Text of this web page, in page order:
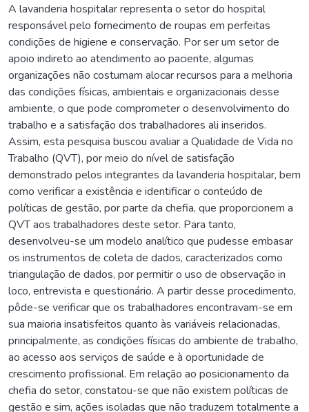
A lavanderia hospitalar representa o setor do hospital
responsável pelo fornecimento de roupas em perfeitas
condições de higiene e conservação. Por ser um setor de
apoio indireto ao atendimento ao paciente, algumas
organizações não costumam alocar recursos para a melhoria
das condições físicas, ambientais e organizacionais desse
ambiente, o que pode comprometer o desenvolvimento do
trabalho e a satisfação dos trabalhadores ali inseridos.
Assim, esta pesquisa buscou avaliar a Qualidade de Vida no
Trabalho (QVT), por meio do nível de satisfação
demonstrado pelos integrantes da lavanderia hospitalar, bem
como verificar a existência e identificar o conteúdo de
políticas de gestão, por parte da chefia, que proporcionem a
QVT aos trabalhadores deste setor. Para tanto,
desenvolveu-se um modelo analítico que pudesse embasar
os instrumentos de coleta de dados, caracterizados como
triangulação de dados, por permitir o uso de observação in
loco, entrevista e questionário. A partir desse procedimento,
pôde-se verificar que os trabalhadores encontravam-se em
sua maioria insatisfeitos quanto às variáveis relacionadas,
principalmente, as condições físicas do ambiente de trabalho,
ao acesso aos serviços de saúde e à oportunidade de
crescimento profissional. Em relação ao posicionamento da
chefia do setor, constatou-se que não existem políticas de
gestão e sim, ações isoladas que não traduzem totalmente a